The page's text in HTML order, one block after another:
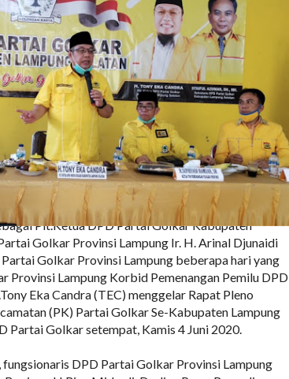
Plt.Ketua DPD Partai Golkar Kabupaten
Golkar Provinsi Lampung Ir. H. Arinal Djunaidi
Golkar Provinsi Lampung beberapa hari yang
Provinsi Lampung Korbid Pemenangan Pemilu DPD
Eka Candra (TEC) menggelar Rapat Pleno
(PK) Partai Golkar Se-Kabupaten Lampung
Partai Golkar setempat, Kamis 4 Juni 2020.
DPD Partai Golkar Provinsi Lampung